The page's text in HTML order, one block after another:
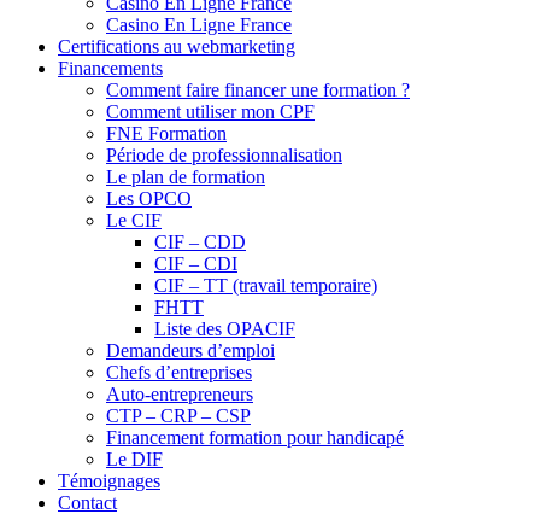
Casino En Ligne France
Certifications au webmarketing
Financements
Comment faire financer une formation ?
Comment utiliser mon CPF
FNE Formation
Période de professionnalisation
Le plan de formation
Les OPCO
Le CIF
CIF – CDD
CIF – CDI
CIF – TT (travail temporaire)
FHTT
Liste des OPACIF
Demandeurs d’emploi
Chefs d’entreprises
Auto-entrepreneurs
CTP – CRP – CSP
Financement formation pour handicapé
Le DIF
Témoignages
Contact